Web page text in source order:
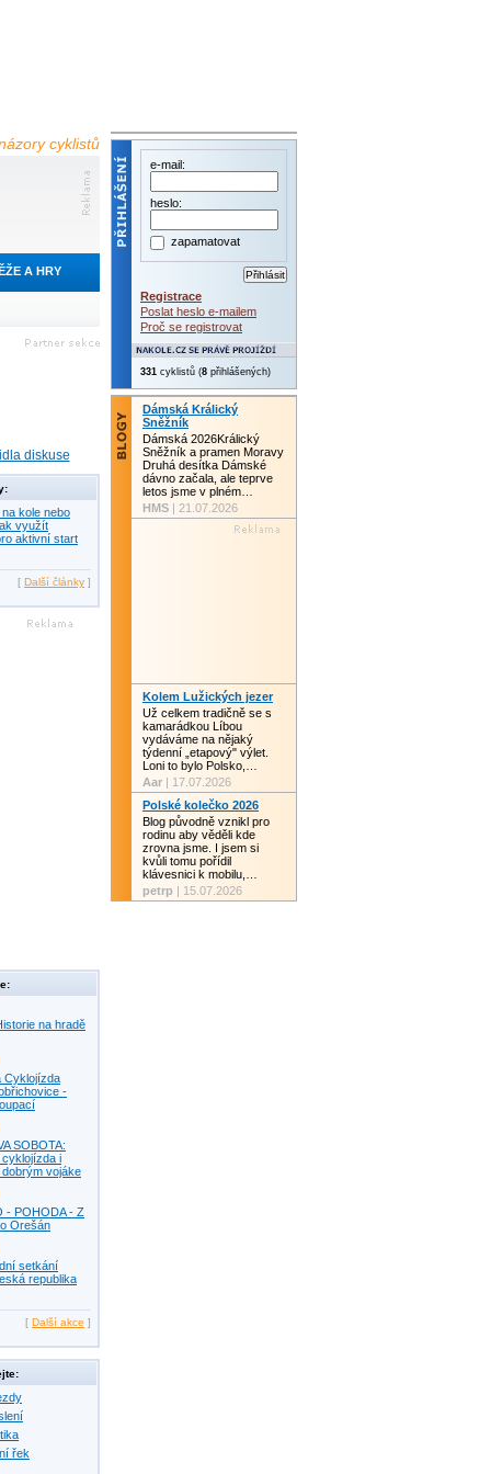
cyklistů
A HRY
diskuse
kole nebo
využít
aktivní start
[ Další články ]
na hradě
Cyklojízda
-
SOBOTA:
i
vojáke
- POHODA - Z
Orešán
setkání
republika
[ Další akce ]
řek
e-mail:
heslo:
zapamatovat
Registrace
Poslat heslo e-mailem
Proč se registrovat
331 cyklistů (8 přihlášených)
Dámská Králický
Sněžník
Dámská 2026Králický
Sněžník a pramen Moravy
Druhá desítka Dámské
dávno začala, ale teprve
letos jsme v plném…
HMS | 21.07.2026
Kolem Lužických jezer
Už celkem tradičně se s
kamarádkou Líbou
vydáváme na nějaký
týdenní „etapový" výlet.
Loni to bylo Polsko,…
Aar | 17.07.2026
Polské kolečko 2026
Blog původně vznikl pro
rodinu aby věděli kde
zrovna jsme. I jsem si
kvůli tomu pořídil
klávesnici k mobilu,…
petrp | 15.07.2026